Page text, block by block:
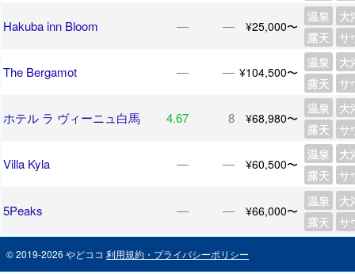
Hakuba inn Bloom ― ― ¥25,000〜
温泉
大
露天
サ
The Bergamot ― ― ¥104,500〜
温泉
大
露天
サ
ホテル ラ ヴィーニュ白馬 4.67 8 ¥68,980〜
温泉
大
露天
サ
Villa Kyla ― ― ¥60,500〜
温泉
大
露天
サ
5Peaks ― ― ¥66,000〜
温泉
大
露天
サ
© 2019-2026 やどココ 利用規約・プライバシーポリシー